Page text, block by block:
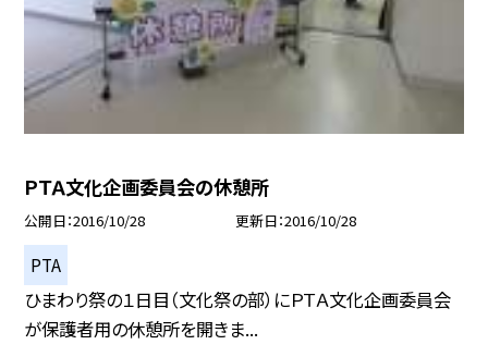
ＰＴＡ文化企画委員会の休憩所
公開日 2016/10/28 更新日 2016/10/28
PTA
ひまわり祭の１日目（文化祭の部）にＰＴＡ文化企画委員会
が保護者用の休憩所を開きま...